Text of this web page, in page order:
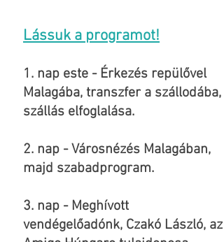
Lássuk a programot!
1. nap este - Érkezés repülővel
Malagába, transzfer a szállodába,
szállás elfoglalása.
2. nap - Városnézés Malagában,
majd szabadprogram.
3. nap - Meghívott
vendégelőadónk, Czakó László, az